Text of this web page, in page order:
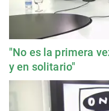
"No es la primera
y en solitario"